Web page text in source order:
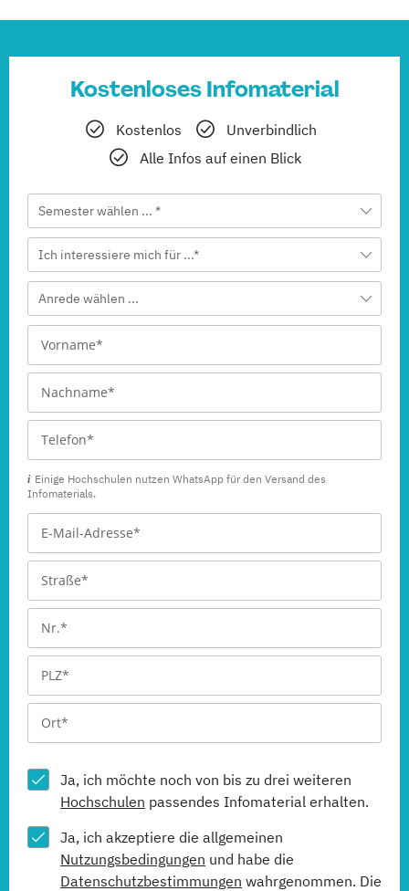
Kostenloses Infomaterial
Kostenlos
Unverbindlich
Alle Infos auf einen Blick
Semester wählen ... *
Ich interessiere mich für ...*
Anrede wählen ...
Einige Hochschulen nutzen WhatsApp für den Versand des
Infomaterials.
Ja, ich möchte noch von bis zu drei weiteren
Hochschulen passendes Infomaterial erhalten.
Ja, ich akzeptiere die allgemeinen
Nutzungsbedingungen und habe die
Datenschutzbestimmungen wahrgenommen. Die